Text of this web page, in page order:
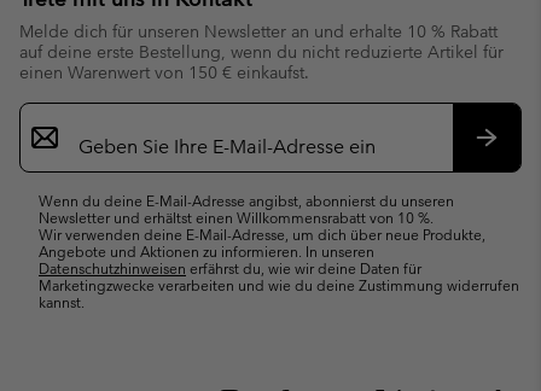
Melde dich für unseren Newsletter an und erhalte 10 % Rabatt
auf deine erste Bestellung, wenn du nicht reduzierte Artikel für
einen Warenwert von 150 € einkaufst.
Newsletter-
Anmeldung
Wenn du deine E-Mail-Adresse angibst, abonnierst du unseren
Newsletter und erhältst einen Willkommensrabatt von 10 %.
Wir verwenden deine E-Mail-Adresse, um dich über neue Produkte,
Angebote und Aktionen zu informieren. In unseren
Datenschutzhinweisen erfährst du, wie wir deine Daten für
Marketingzwecke verarbeiten und wie du deine Zustimmung widerrufen
kannst.